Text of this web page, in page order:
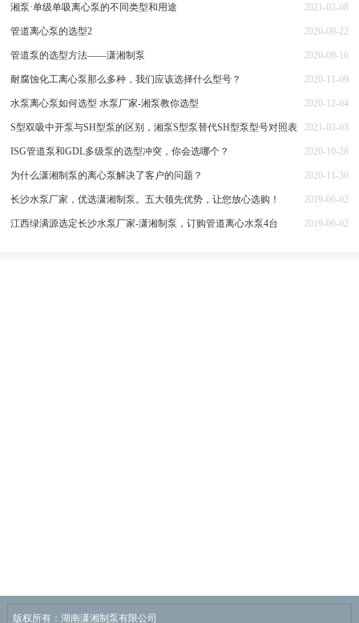
湘泵·单级单吸离心泵的不同类型和用途 2021-03-08
管道离心泵的选型2 2020-09-22
管道泵的选型方法——潇湘制泵 2020-09-16
耐腐蚀化工离心泵那么多种，我们应该选择什么型号？ 2020-11-09
水泵离心泵如何选型 水泵厂家-湘泵教你选型 2020-12-04
S型双吸中开泵与SH型泵的区别，湘泵S型泵替代SH型泵型号对照表 2021-03-03
ISG管道泵和GDL多级泵的选型冲突，你会选哪个？ 2020-10-28
为什么潇湘制泵的离心泵解决了客户的问题？ 2020-11-30
长沙水泵厂家，优选潇湘制泵。五大领先优势，让您放心选购！ 2019-06-02
江西绿满源选定长沙水泵厂家-潇湘制泵，订购管道离心水泵4台 2019-06-02
版权所有：湖南潇湘制泵有限公司